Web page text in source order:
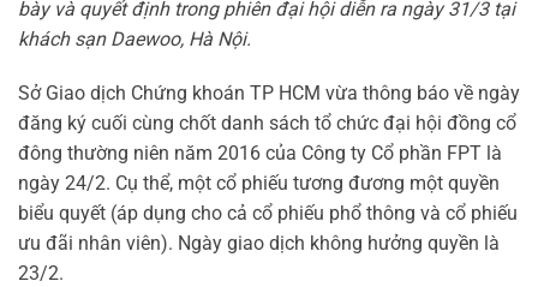
bày và quyết định trong phiên đại hội diễn ra ngày 31/3 tại
khách sạn Daewoo, Hà Nội.
Sở Giao dịch Chứng khoán TP HCM vừa thông báo về ngày
đăng ký cuối cùng chốt danh sách tổ chức đại hội đồng cổ
đông thường niên năm 2016 của Công ty Cổ phần FPT là
ngày 24/2. Cụ thể, một cổ phiếu tương đương một quyền
biểu quyết (áp dụng cho cả cổ phiếu phổ thông và cổ phiếu
ưu đãi nhân viên). Ngày giao dịch không hưởng quyền là
23/2.